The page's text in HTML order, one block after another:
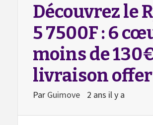
Découvrez le
5 7500F : 6
moins de
livraison
Par Guimove 2 ans il y a